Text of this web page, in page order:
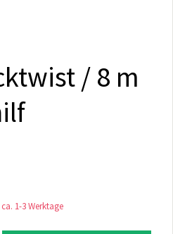
/ 8 m
1-3 Werktage